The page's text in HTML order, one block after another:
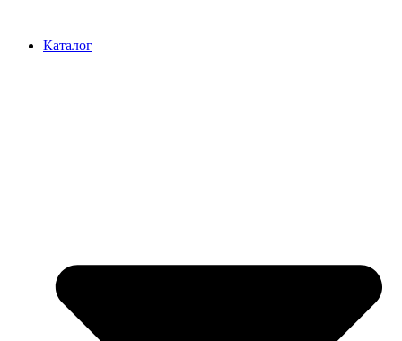
содержимому
Каталог